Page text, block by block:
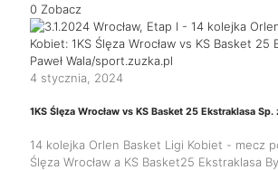
0 Zobacz
4 stycznia, 2024
1KS Ślęza Wrocław vs KS Basket 25 Ekstraklasa
14 kolejka Orlen Basket Ligi Kobiet - mecz
Ślęza Wrocław a KS Basket25 Ekstraklasa